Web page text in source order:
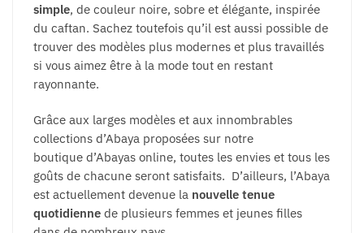
simple, de couleur noire, sobre et élégante, inspirée
du caftan. Sachez toutefois qu’il est aussi possible de
trouver des modèles plus modernes et plus travaillés
si vous aimez être à la mode tout en restant
rayonnante.
Grâce aux larges modèles et aux innombrables
collections d’Abaya proposées sur notre
boutique d’Abayas online, toutes les envies et tous les
goûts de chacune seront satisfaits. D’ailleurs, l’Abaya
est actuellement devenue la nouvelle tenue
quotidienne de plusieurs femmes et jeunes filles